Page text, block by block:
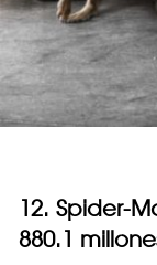
12. Spider-
880.1